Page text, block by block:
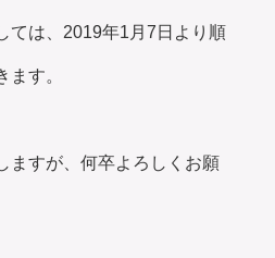
ては、2019年1月7日より順
ます。
ますが、何卒よろしくお願